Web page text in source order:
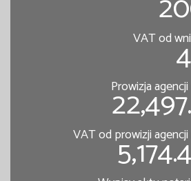
VAT od
Prowizja
VAT od prowizji